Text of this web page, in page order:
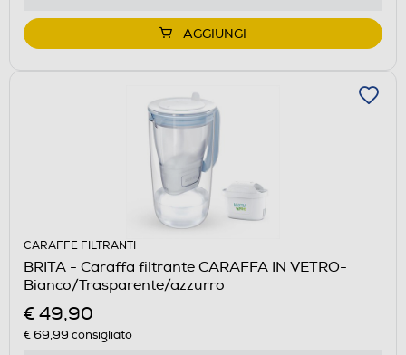
AGGIUNGI
CARAFFE FILTRANTI
BRITA - Caraffa filtrante CARAFFA IN VETRO-
Bianco/Trasparente/azzurro
€ 49,90
€ 69,99 consigliato